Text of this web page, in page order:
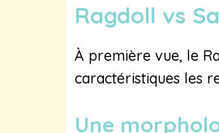
Ragdoll vs
À première vue, le
caractéristiques les
Une